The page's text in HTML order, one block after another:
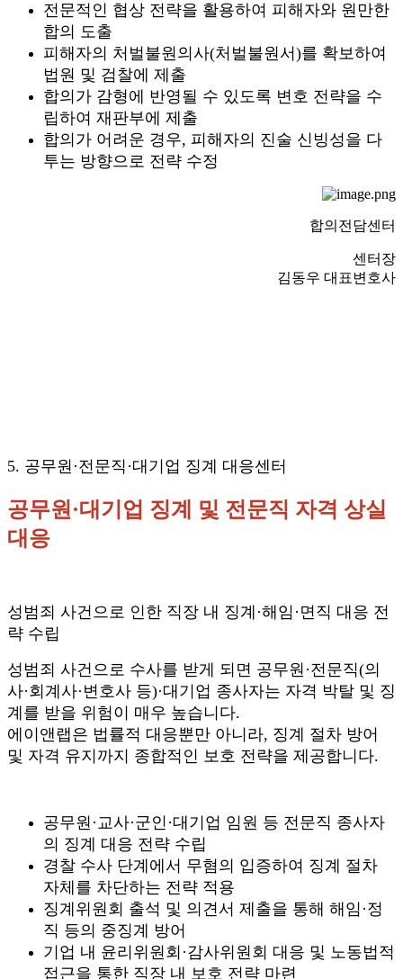
전문적인 협상 전략을 활용하여 피해자와 원만한
합의 도출
피해자의 처벌불원의사(처벌불원서)를 확보하여
법원 및 검찰에 제출
합의가 감형에 반영될 수 있도록 변호 전략을 수
립하여 재판부에 제출
합의가 어려운 경우, 피해자의 진술 신빙성을 다
투는 방향으로 전략 수정
합의전담센터
센터장
김동우 대표변호사
5. 공무원·전문직·대기업 징계 대응센터
공무원·대기업 징계 및 전문직 자격 상실
대응
성범죄 사건으로 인한 직장 내 징계·해임·면직 대응 전
략 수립
성범죄 사건으로 수사를 받게 되면 공무원·전문직(의
사·회계사·변호사 등)·대기업 종사자는 자격 박탈 및 징
계를 받을 위험이 매우 높습니다.
에이앤랩은 법률적 대응뿐만 아니라, 징계 절차 방어
및 자격 유지까지 종합적인 보호 전략을 제공합니다.
공무원·교사·군인·대기업 임원 등 전문직 종사자
의 징계 대응 전략 수립
경찰 수사 단계에서 무혐의 입증하여 징계 절차
자체를 차단하는 전략 적용
징계위원회 출석 및 의견서 제출을 통해 해임·정
직 등의 중징계 방어
기업 내 윤리위원회·감사위원회 대응 및 노동법적
접근을 통한 직장 내 보호 전략 마련